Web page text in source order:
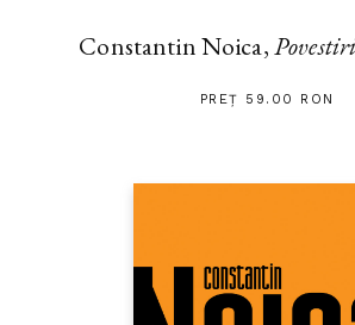
Constantin Noica,
PREȚ 59.00 RON